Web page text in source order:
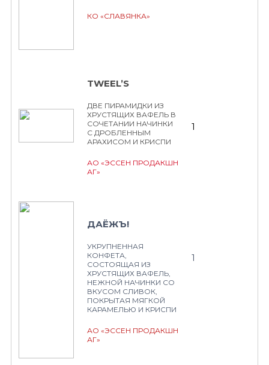
КО «СЛАВЯНКА»
TWEEL’S
ДВЕ ПИРАМИДКИ ИЗ
ХРУСТЯЩИХ ВАФЕЛЬ В
СОЧЕТАНИИ НАЧИНКИ
С ДРОБЛЕННЫМ
АРАХИСОМ И КРИСПИ
АО «ЭССЕН ПРОДАКШН
АГ»
1
ДАЁЖЪ!
УКРУПНЕННАЯ
КОНФЕТА,
СОСТОЯЩАЯ ИЗ
ХРУСТЯЩИХ ВАФЕЛЬ,
НЕЖНОЙ НАЧИНКИ СО
ВКУСОМ СЛИВОК,
ПОКРЫТАЯ МЯГКОЙ
КАРАМЕЛЬЮ И КРИСПИ
АО «ЭССЕН ПРОДАКШН
АГ»
1